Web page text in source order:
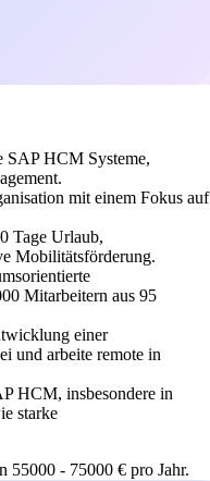
SAP HCM Systeme,
mit einem Fokus auf
Tage Urlaub,
Mobilitätsförderung.
Mitarbeitern aus 95
einer
und arbeite remote in
HCM, insbesondere in
starke
55000 - 75000 € pro Jahr.